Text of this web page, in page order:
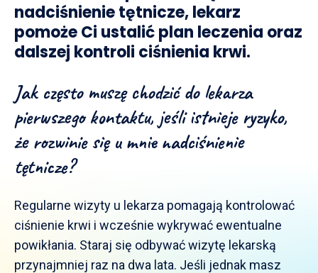
nadciśnienie tętnicze, lekarz
pomoże Ci ustalić plan leczenia oraz
dalszej kontroli ciśnienia krwi.
Jak często muszę chodzić do lekarza
pierwszego kontaktu, jeśli istnieje ryzyko,
że rozwinie się u mnie nadciśnienie
tętnicze?
Regularne wizyty u lekarza pomagają kontrolować
ciśnienie krwi i wcześnie wykrywać ewentualne
powikłania. Staraj się odbywać wizytę lekarską
przynajmniej raz na dwa lata. Jeśli jednak masz